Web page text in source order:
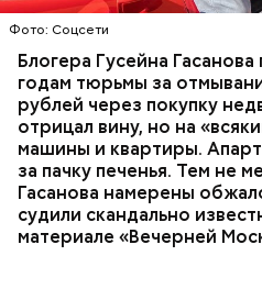
Фото: Соцсети
Блогера Гусейна
годам тюрьмы за
рублей через покупку
отрицал вину, но на
машины и квартиры.
за пачку печенья. Тем не
Гасанова намерены
судили скандально
материале «Вечерней
Молодого человека
допросе он признался, что
только отчима. Тогда
мотивом преступления
которая в случае их
спустя несколько дней
уже травил других людей.